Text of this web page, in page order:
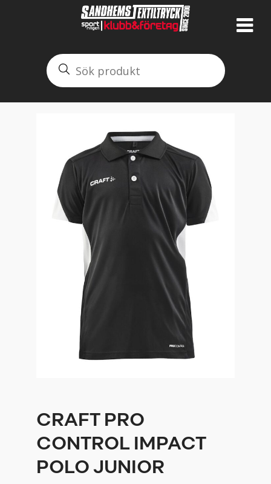
CRAFT PRO
CONTROL IMPACT
POLO JUNIOR